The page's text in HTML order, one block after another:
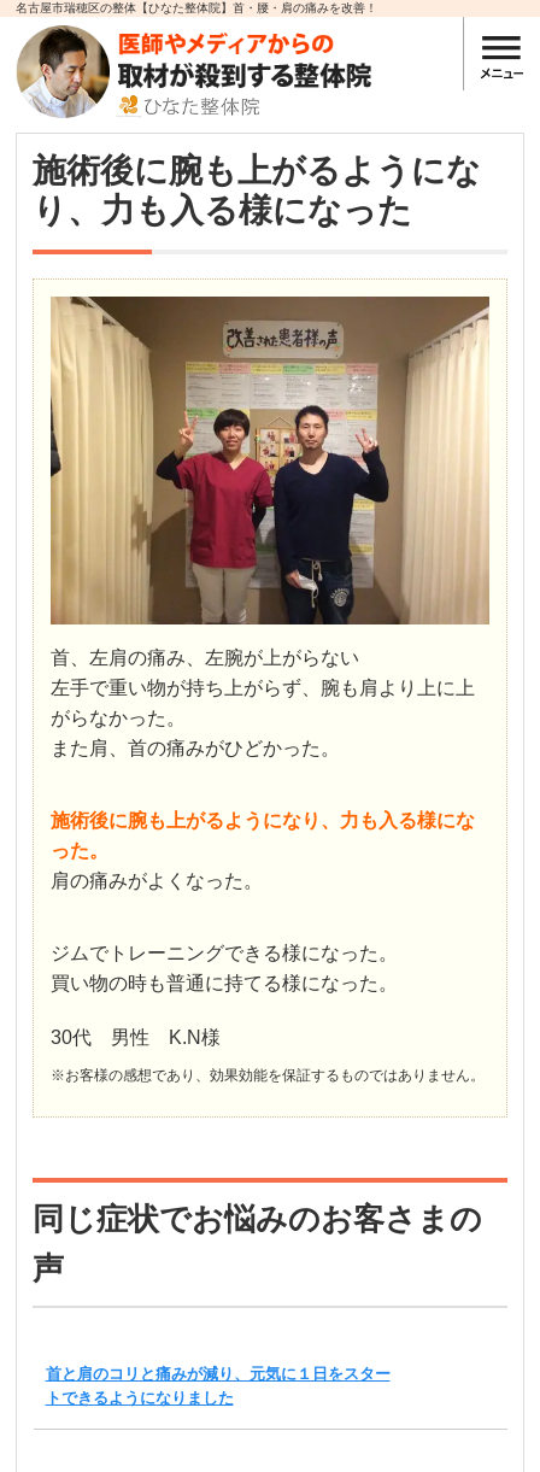
名古屋市瑞穂区の整体【ひなた整体院】首・腰・肩の痛みを改善！
施術後に腕も上がるようにな
り、力も入る様になった
首、左肩の痛み、左腕が上がらない
左手で重い物が持ち上がらず、腕も肩より上に上
がらなかった。
また肩、首の痛みがひどかった。
施術後に腕も上がるようになり、力も入る様にな
った。
肩の痛みがよくなった。
ジムでトレーニングできる様になった。
買い物の時も普通に持てる様になった。
30代 男性 K.N様
※お客様の感想であり、効果効能を保証するものではありません。
同じ症状でお悩みのお客さまの
声
首と肩のコリと痛みが減り、元気に１日をスター
トできるようになりました